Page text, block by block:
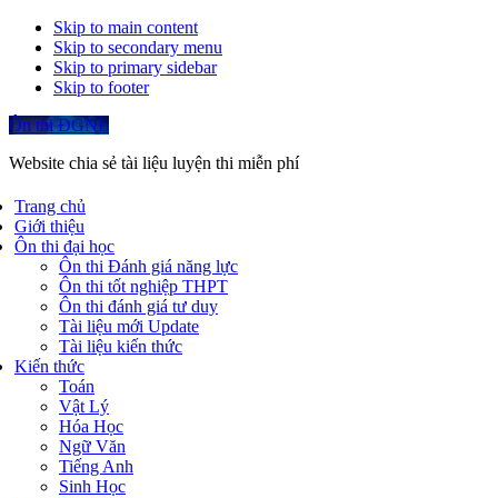
Skip to main content
Skip to secondary menu
Skip to primary sidebar
Skip to footer
Ôn thi ĐGNL
Website chia sẻ tài liệu luyện thi miễn phí
Trang chủ
Giới thiệu
Ôn thi đại học
Ôn thi Đánh giá năng lực
Ôn thi tốt nghiệp THPT
Ôn thi đánh giá tư duy
Tài liệu mới Update
Tài liệu kiến thức
Kiến thức
Toán
Vật Lý
Hóa Học
Ngữ Văn
Tiếng Anh
Sinh Học